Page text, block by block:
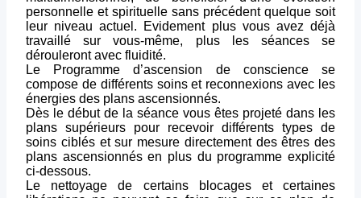
personnelle et spirituelle sans précédent quelque soit
leur niveau actuel. Evidement plus vous avez déjà
travaillé sur vous-même, plus les séances se
dérouleront avec fluidité.
Le Programme d’ascension de conscience se
compose de différents soins et reconnexions avec les
énergies des plans ascensionnés.
Dès le début de la séance vous êtes projeté dans les
plans supérieurs pour recevoir différents types de
soins ciblés et sur mesure directement des êtres des
plans ascensionnés en plus du programme explicité
ci-dessous.
Le nettoyage de certains blocages et certaines